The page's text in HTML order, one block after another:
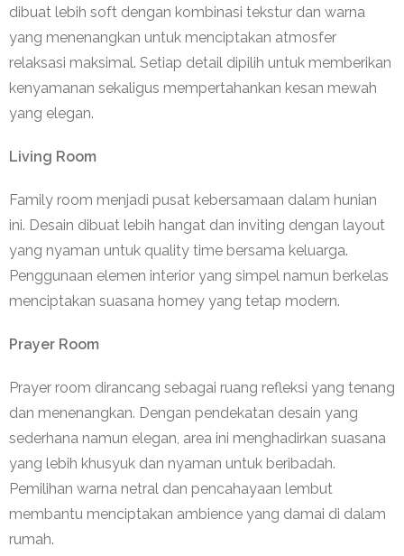
dibuat lebih soft dengan kombinasi tekstur dan warna
yang menenangkan untuk menciptakan atmosfer
relaksasi maksimal. Setiap detail dipilih untuk memberikan
kenyamanan sekaligus mempertahankan kesan mewah
yang elegan.
Living Room
Family room menjadi pusat kebersamaan dalam hunian
ini. Desain dibuat lebih hangat dan inviting dengan layout
yang nyaman untuk quality time bersama keluarga.
Penggunaan elemen interior yang simpel namun berkelas
menciptakan suasana homey yang tetap modern.
Prayer Room
Prayer room dirancang sebagai ruang refleksi yang tenang
dan menenangkan. Dengan pendekatan desain yang
sederhana namun elegan, area ini menghadirkan suasana
yang lebih khusyuk dan nyaman untuk beribadah.
Pemilihan warna netral dan pencahayaan lembut
membantu menciptakan ambience yang damai di dalam
rumah.